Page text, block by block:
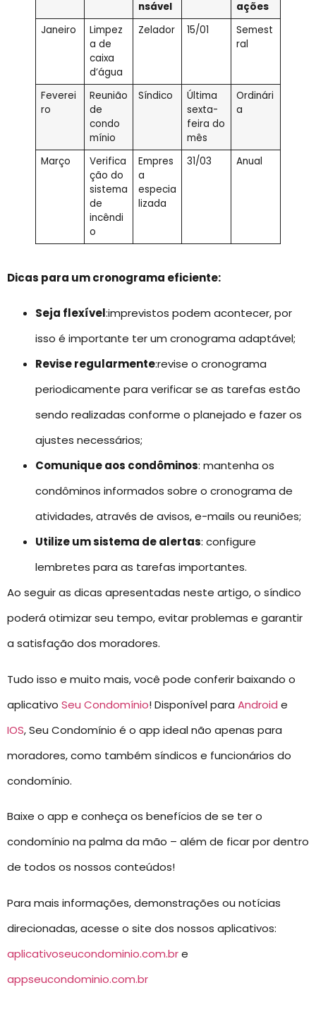
nsável
ações
Janeiro
Limpez
a de
caixa
d’água
Zelador 15/01
Semest
ral
Feverei
ro
Reunião
de
condo
mínio
Síndico
Última
sexta-
feira do
mês
Ordinári
a
Março
Verifica
ção do
sistema
de
incêndi
o
Empres
a
especia
lizada
31/03 Anual
Dicas para um cronograma eficiente:
Seja flexível:imprevistos podem acontecer, por
isso é importante ter um cronograma adaptável;
Revise regularmente:revise o cronograma
periodicamente para verificar se as tarefas estão
sendo realizadas conforme o planejado e fazer os
ajustes necessários;
Comunique aos condôminos: mantenha os
condôminos informados sobre o cronograma de
atividades, através de avisos, e-mails ou reuniões;
Utilize um sistema de alertas: configure
lembretes para as tarefas importantes.
Ao seguir as dicas apresentadas neste artigo, o síndico
poderá otimizar seu tempo, evitar problemas e garantir
a satisfação dos moradores.
Tudo isso e muito mais, você pode conferir baixando o
aplicativo Seu Condomínio! Disponível para Android e
IOS, Seu Condomínio é o app ideal não apenas para
moradores, como também síndicos e funcionários do
condomínio.
Baixe o app e conheça os benefícios de se ter o
condomínio na palma da mão – além de ficar por dentro
de todos os nossos conteúdos!
Para mais informações, demonstrações ou notícias
direcionadas, acesse o site dos nossos aplicativos:
aplicativoseucondominio.com.bre
appseucondominio.com.br